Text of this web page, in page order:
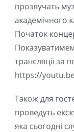
прозвучать
академічного
Початок
трансляції за
https://
Також для
проведуть
яка сьогодні